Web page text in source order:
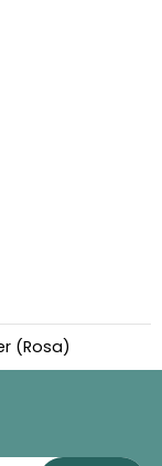
(Rosa)